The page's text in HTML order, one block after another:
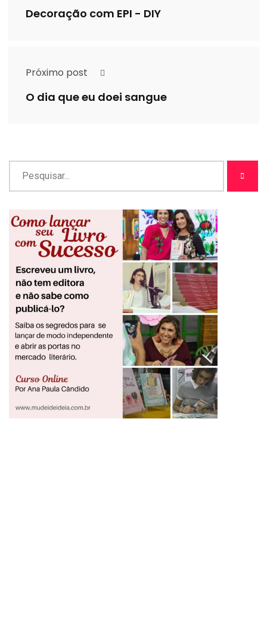
Decoração com EPI - DIY
Próximo post
O dia que eu doei sangue